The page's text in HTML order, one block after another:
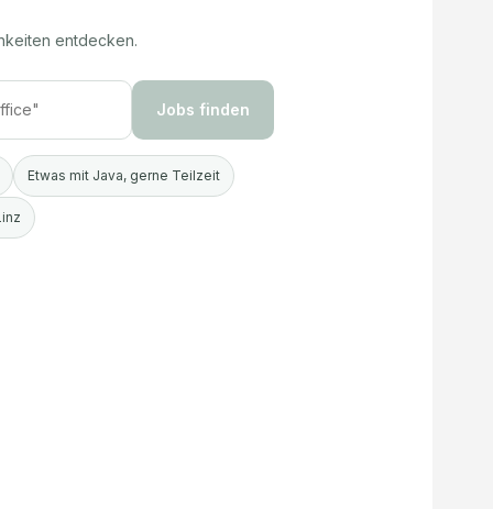
entdecken.
Jobs finden
Etwas mit Java, gerne Teilzeit